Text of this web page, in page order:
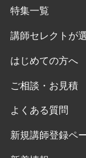
特集一覧
講師セレクトが
はじめての方へ
ご相談・お見積
よくある質問
新規講師登録ペ